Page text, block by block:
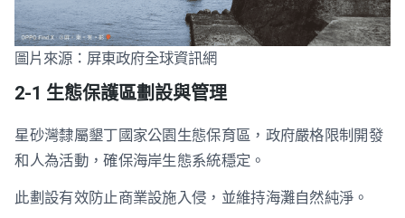
圖片來源：屏東政府全球資訊網
2-1 生態保護區劃設與管理
星砂灣隸屬墾丁國家公園生態保育區，政府嚴格限制開發
和人為活動，確保海岸生態系統穩定。
此劃設有效防止商業設施入侵，並維持海灘自然純淨。